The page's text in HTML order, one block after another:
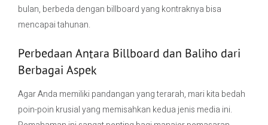
bulan, berbeda dengan billboard yang kontraknya bisa
mencapai tahunan.
Perbedaan Antara Billboard dan Baliho dari
Berbagai Aspek
Agar Anda memiliki pandangan yang terarah, mari kita bedah
poin-poin krusial yang memisahkan kedua jenis media ini.